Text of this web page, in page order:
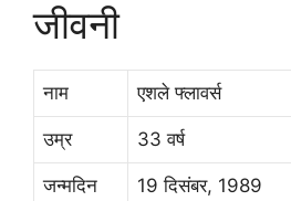
जीवनी
नाम एशले फ्लावर्स
उम्र 33 वर्ष
जन्मदिन 19 दिसंबर, 1989